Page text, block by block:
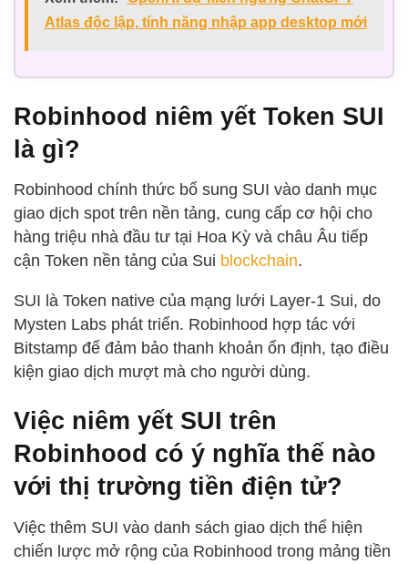
Atlas độc lập, tính năng nhập app desktop mới
Robinhood niêm yết Token SUI
là gì?
Robinhood chính thức bổ sung SUI vào danh mục
giao dịch spot trên nền tảng, cung cấp cơ hội cho
hàng triệu nhà đầu tư tại Hoa Kỳ và châu Âu tiếp
cận Token nền tảng của Sui blockchain.
SUI là Token native của mạng lưới Layer-1 Sui, do
Mysten Labs phát triển. Robinhood hợp tác với
Bitstamp để đảm bảo thanh khoản ổn định, tạo điều
kiện giao dịch mượt mà cho người dùng.
Việc niêm yết SUI trên
Robinhood có ý nghĩa thế nào
với thị trường tiền điện tử?
Việc thêm SUI vào danh sách giao dịch thể hiện
chiến lược mở rộng của Robinhood trong mảng tiền